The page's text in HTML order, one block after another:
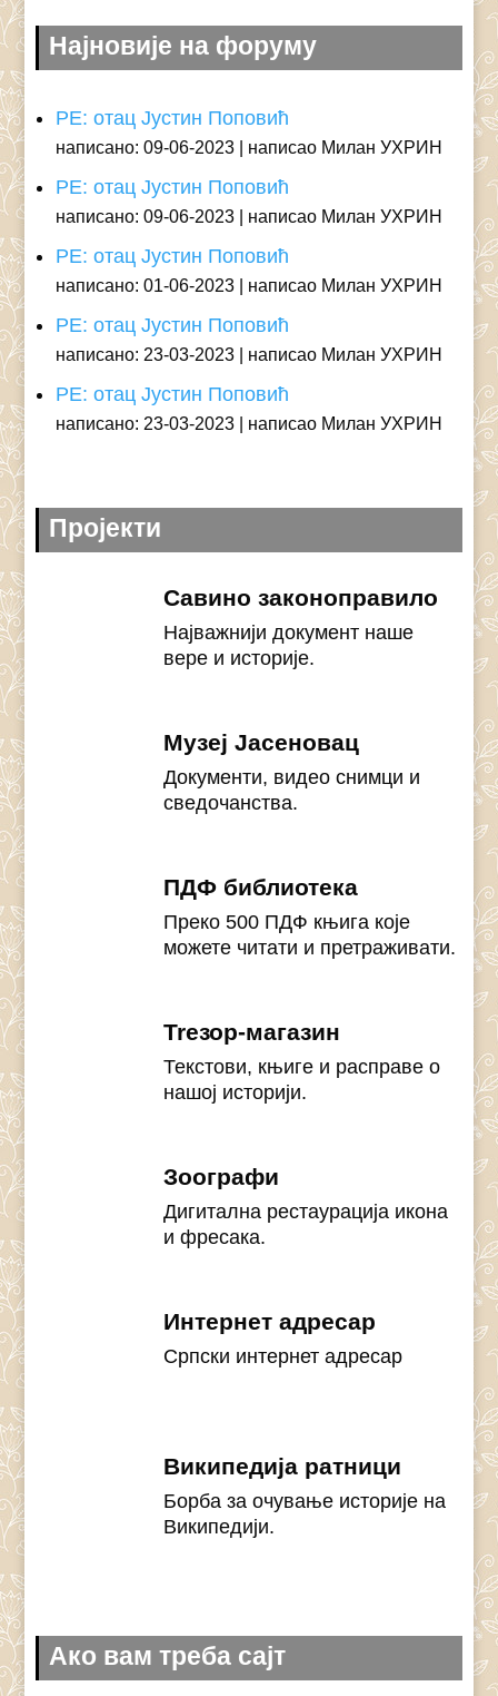
Најновије на форуму
РЕ: отац Јустин Поповић
написано: 09-06-2023 написао Милан УХРИН
РЕ: отац Јустин Поповић
написано: 09-06-2023 написао Милан УХРИН
РЕ: отац Јустин Поповић
написано: 01-06-2023 написао Милан УХРИН
РЕ: отац Јустин Поповић
написано: 23-03-2023 написао Милан УХРИН
РЕ: отац Јустин Поповић
написано: 23-03-2023 написао Милан УХРИН
Пројекти
Савино законоправило
Најважнији документ наше
вере и историје.
Музеј Јасеновац
Документи, видео снимци и
сведочанства.
ПДФ библиотека
Преко 500 ПДФ књига које
можете читати и претраживати.
Treзор-магазин
Текстови, књиге и расправе о
нашој историји.
Зоографи
Дигитална рестаурација икона
и фресака.
Интернет адресар
Српски интернет адресар
Википедија ратници
Борба за очување историје на
Википедији.
Ако вам треба сајт